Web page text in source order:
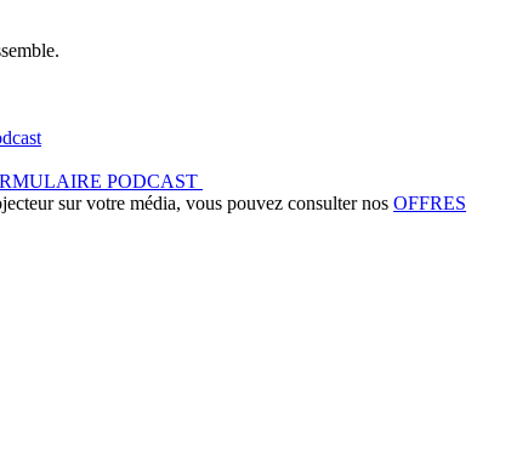
PODCAST
sur votre média, vous pouvez consulter nos OFFRES